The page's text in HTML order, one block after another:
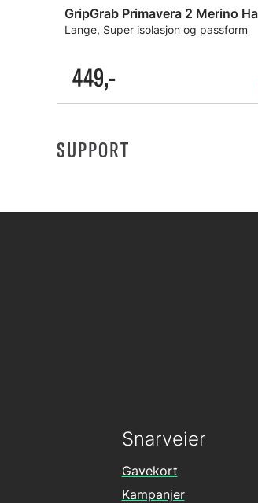
Lange, Super isolasjon og passform
449,-
SUPPORT
Snarveier
Gavekort
Kampanjer